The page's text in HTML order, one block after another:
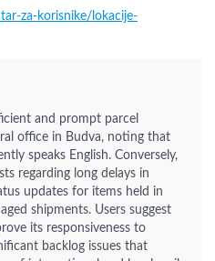
za-korisnike/lokacije-
and prompt parcel
office in Budva, noting that
speaks English. Conversely,
regarding long delays in
updates for items held in
shipments. Users suggest
its responsiveness to
backlog issues that